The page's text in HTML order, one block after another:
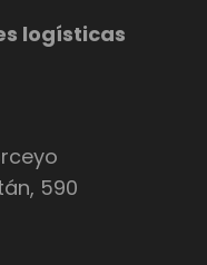
logísticas
590